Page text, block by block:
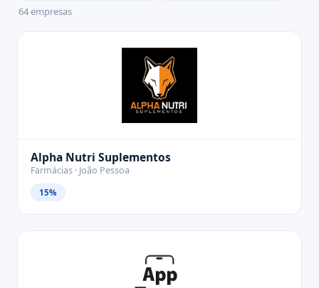
64empresas
Alpha Nutri Suplementos
Farmácias · João Pessoa
15%